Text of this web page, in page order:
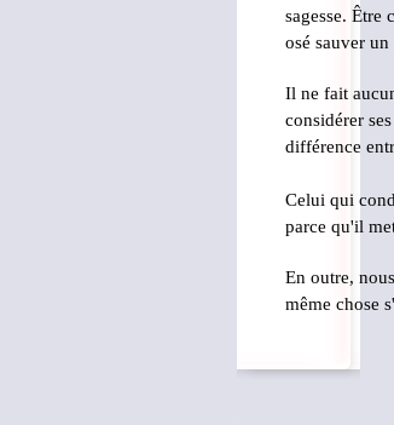
sagesse. Être
osé sauver
Il ne fait
considérer
différence
Celui qui
parce qu'il
En outre,
même chose